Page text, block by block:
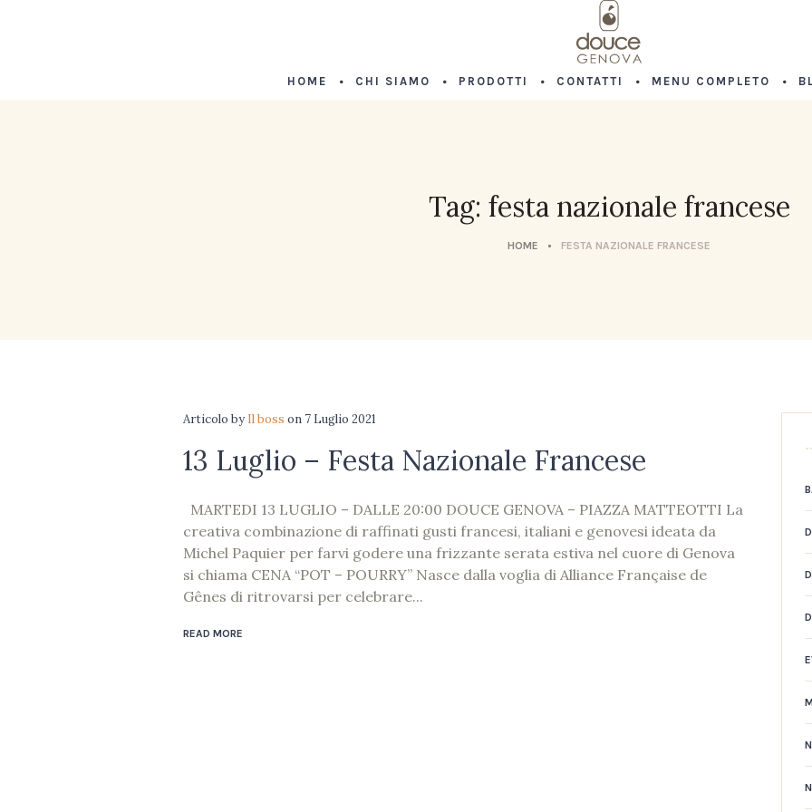
HOME CHI SIAMO PRODOTTI CONTATTI MENU COMPLETO
Tag: festa nazionale francese
HOME FESTA NAZIONALE FRANCESE
Articolo by Il boss on 7 Luglio 2021
13 Luglio – Festa Nazionale Francese
MARTEDI 13 LUGLIO – DALLE 20:00 DOUCE GENOVA – PIAZZA MATTEOTTI La
creativa combinazione di raffinati gusti francesi, italiani e genovesi ideata da
Michel Paquier per farvi godere una frizzante serata estiva nel cuore di Genova
si chiama CENA “POT – POURRY” Nasce dalla voglia di Alliance Française de
Gênes di ritrovarsi per celebrare...
READ MORE